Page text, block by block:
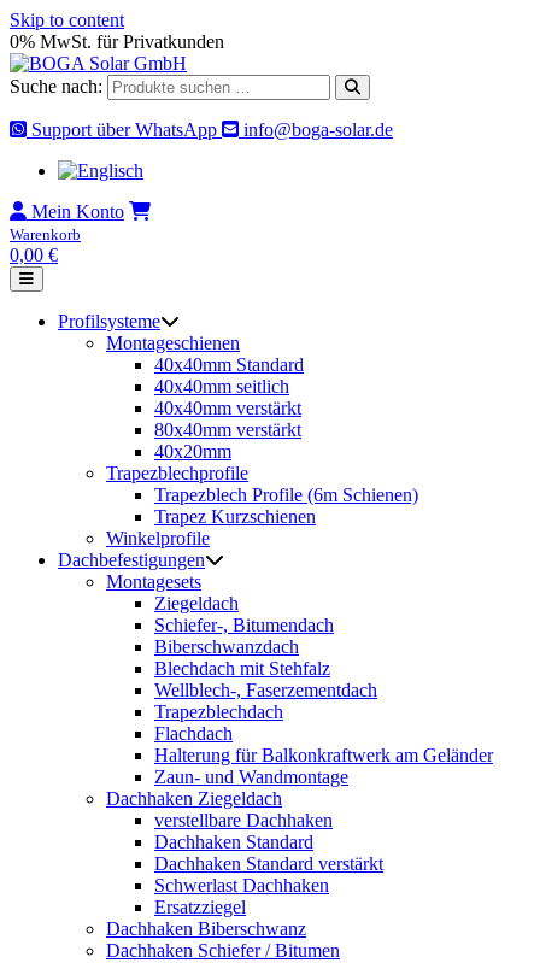
Skip to content
0% MwSt. für Privatkunden
Suche nach:
Support über WhatsApp info@boga-solar.de
Mein Konto
Warenkorb
0,00 €
Profilsysteme
Montageschienen
40x40mm Standard
40x40mm seitlich
40x40mm verstärkt
80x40mm verstärkt
40x20mm
Trapezblechprofile
Trapezblech Profile (6m Schienen)
Trapez Kurzschienen
Winkelprofile
Dachbefestigungen
Montagesets
Ziegeldach
Schiefer-, Bitumendach
Biberschwanzdach
Blechdach mit Stehfalz
Wellblech-, Faserzementdach
Trapezblechdach
Flachdach
Halterung für Balkonkraftwerk am Geländer
Zaun- und Wandmontage
Dachhaken Ziegeldach
verstellbare Dachhaken
Dachhaken Standard
Dachhaken Standard verstärkt
Schwerlast Dachhaken
Ersatzziegel
Dachhaken Biberschwanz
Dachhaken Schiefer / Bitumen